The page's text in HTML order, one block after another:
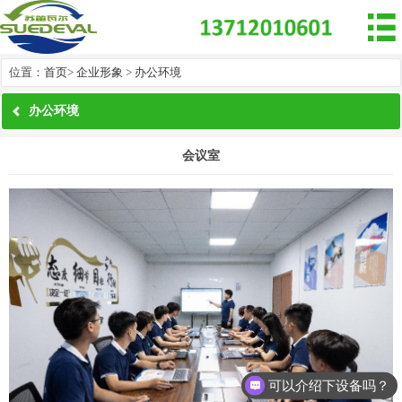

位置： 首页> 企业形象 > 办公环境
办公环境
会议室
可以介绍下设备吗？